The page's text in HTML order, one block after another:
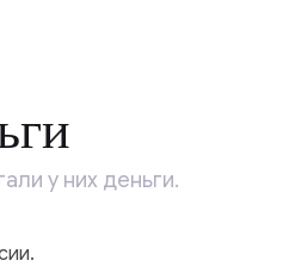
у них деньги.